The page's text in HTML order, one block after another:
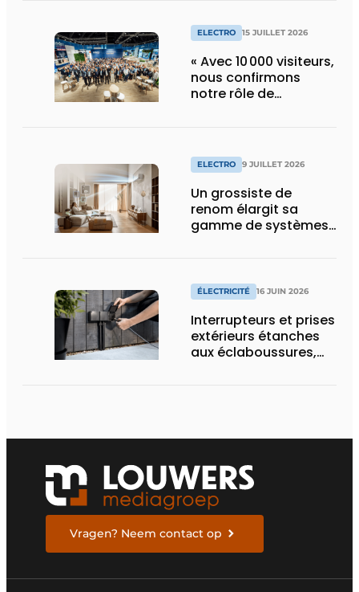
ELECTRO 15 JUILLET 2026
« Avec 10 000 visiteurs,
nous confirmons
notre rôle de
ELECTRO 9 JUILLET 2026
Un grossiste de
renom élargit sa
gamme de systèmes
marque premium
ÉLECTRICITÉ 16 JUIN 2026
Interrupteurs et prises
extérieurs étanches
aux éclaboussures,
Vragen? Neem contact op